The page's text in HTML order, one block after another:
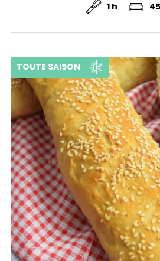
1 h
TOUTE SAISON